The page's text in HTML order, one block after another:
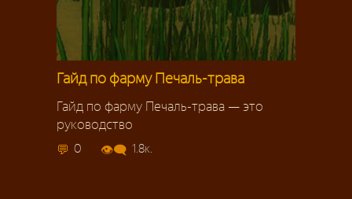
Гайд по фарму Печаль-трава
Гайд по фарму Печаль-трава — это
руководство
0 1.8к.